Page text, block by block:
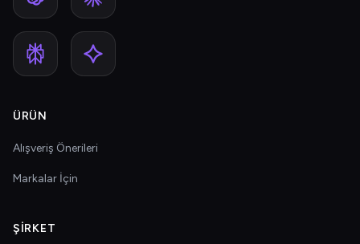
ÜRÜN
Alışveriş Önerileri
Markalar İçin
ŞIRKET